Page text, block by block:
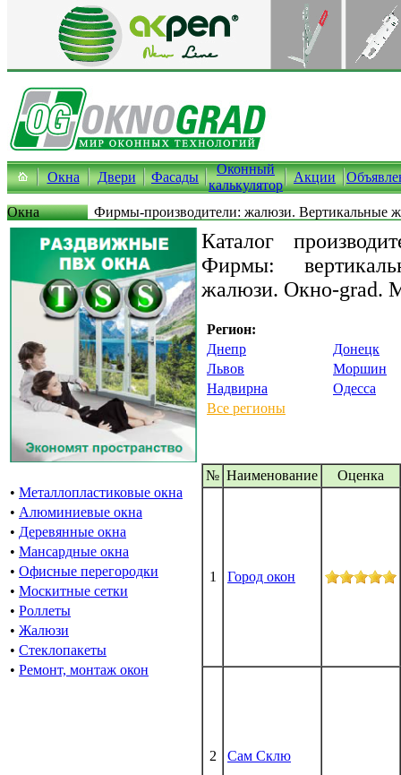
Окна Двери Фасады
Оконный
калькулятор
Акции
Окна Фирмы-производители: жалюзи. Вертикальные
• Металлопластиковые окна
• Алюминиевые окна
• Деревянные окна
• Мансардные окна
• Офисные перегородки
• Москитные сетки
• Роллеты
• Жалюзи
• Стеклопакеты
• Ремонт, монтаж окон
Каталог
Фирмы:
жалюзи. Окно-grad.
Регион:
Днепр
Донецк
Львов
Моршин
Надвирна
Одесса
Все регионы
№ Наименование Oценка
1 Город окон
2 Сам Склю